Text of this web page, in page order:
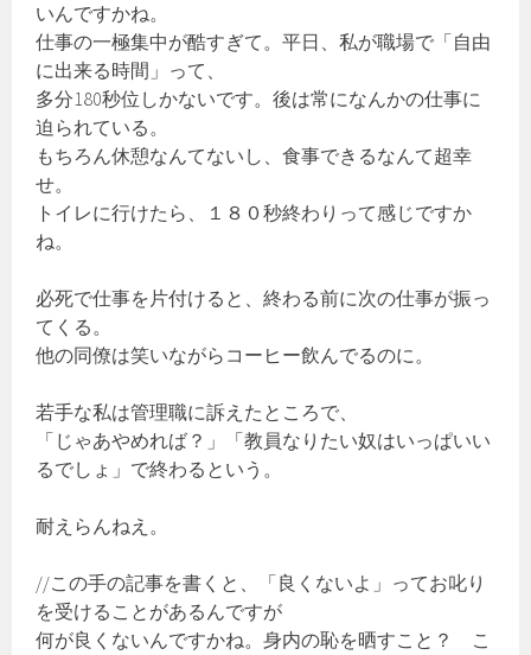
いんですかね。
仕事の一極集中が酷すぎて。平日、私が職場で「自由
に出来る時間」って、
多分180秒位しかないです。後は常になんかの仕事に
迫られている。
もちろん休憩なんてないし、食事できるなんて超幸
せ。
トイレに行けたら、１８０秒終わりって感じですか
ね。
必死で仕事を片付けると、終わる前に次の仕事が振っ
てくる。
他の同僚は笑いながらコーヒー飲んでるのに。
若手な私は管理職に訴えたところで、
「じゃあやめれば？」「教員なりたい奴はいっぱいい
るでしょ」で終わるという。
耐えらんねえ。
//この手の記事を書くと、「良くないよ」ってお叱り
を受けることがあるんですが
何が良くないんですかね。身内の恥を晒すこと？ こ